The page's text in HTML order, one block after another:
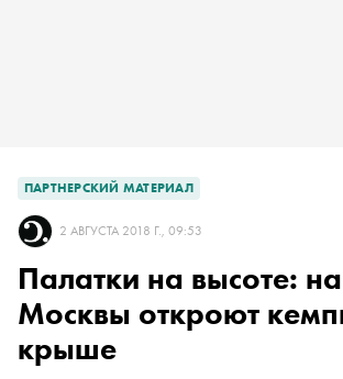
ПАРТНЕРСКИЙ МАТЕРИАЛ
2 АВГУСТА 2018 Г., 09:53
Палатки на высоте:
Москвы откроют
крыше